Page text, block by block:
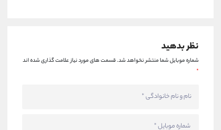
نظر بدهید
شماره موبایل شما منتشر نخواهد شد.قسمت های مورد نیاز علامت گذاری شده اند
*